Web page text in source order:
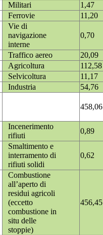
Militari
1,47
Ferrovie
11,20
Vie di
navigazione
interne
0,70
Traffico aereo 20,09
Agricoltura
112,58
Selvicoltura
11,17
Industria
54,76
458,06
Incenerimento
rifiuti
0,89
Smaltimento e
interramento di
rifiuti solidi
0,62
Combustione
all’aperto di
residui agricoli
(eccetto
combustione in
situ delle
stoppie)
456,45